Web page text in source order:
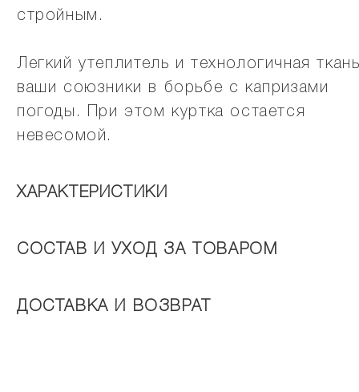
стройным.
Легкий утеплитель и технологичная
ваши союзники в борьбе с капризами
погоды. При этом куртка остается
невесомой.
ХАРАКТЕРИСТИКИ
СОСТАВ И УХОД ЗА ТОВАРОМ
ДОСТАВКА И ВОЗВРАТ